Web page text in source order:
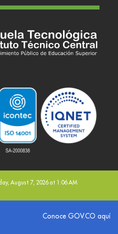
August 7, 2026 at 1:06 AM
de ColombiaConoce GOV.CO aquí